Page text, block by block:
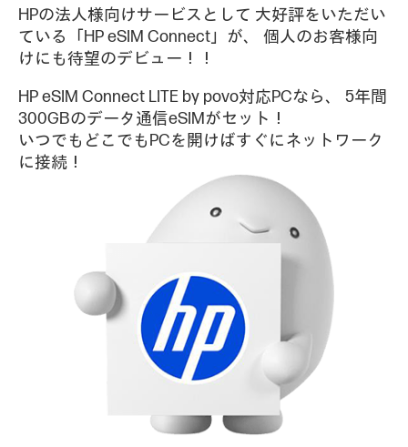
HPの法人様向けサービスとして 大好評をいただい
ている「HP eSIM Connect」が、
個人のお客様向
けにも待望のデビュー！！
HP eSIM Connect LITE by povo対応PCなら、
5年間
300GBのデータ通信eSIMがセット！
いつでもどこでもPCを開けばすぐにネットワーク
に接続！